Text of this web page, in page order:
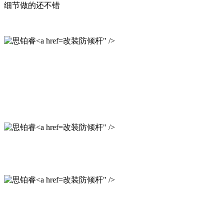
细节做的还不错
改装防倾杆" />
改装防倾杆" />
改装防倾杆" />